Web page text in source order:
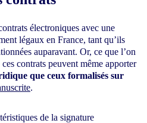
électroniques avec une
légaux en France, tant qu’ils
auparavant. Or, ce que l’on
contrats peuvent même apporter
que ceux formalisés sur
.
de la signature